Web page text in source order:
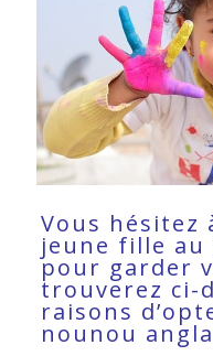
Vous hésitez
jeune fille au
pour garder
trouverez ci-
raisons
nounou